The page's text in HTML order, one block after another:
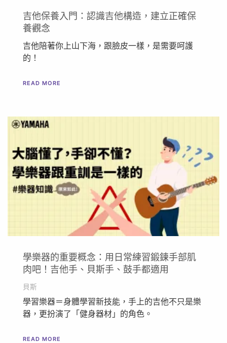
吉他保養入門：認識吉他構造，建立正確保
養觀念
吉他陪著你上山下海，跟臉皮一樣，是需要呵護
的！
READ MORE
學樂器的重要概念：用日常練習鍛鍊手部肌
肉吧！吉他手、貝斯手、鼓手都適用
貝斯
學習樂器＝身體學習新技能，手上的吉他不只是樂
器，更扮演了「健身器材」的角色。
READ MORE